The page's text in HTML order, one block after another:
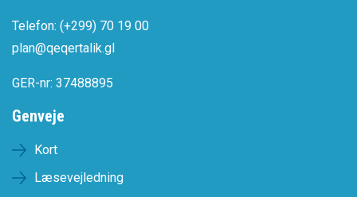
Telefon: (+299) 70 19 00
plan@qeqertalik.gl
GER-nr: 37488895
Genveje
Kort
Læsevejledning